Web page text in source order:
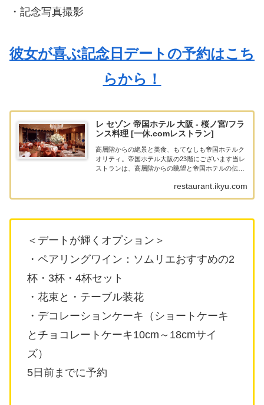
・記念写真撮影
彼女が喜ぶ記念日デートの予約はこち
らから！
レ セゾン 帝国ホテル 大阪 - 桜ノ宮/フラ
ンス料理 [一休.comレストラン]
高層階からの絶景と美食、もてなしも帝国ホテルク
オリティ。帝国ホテル大阪の23階にございます当レ
ストランは、高層階からの眺望と帝国ホテルの伝統
みごとに融合したフレンチをお愉しみいただけま
す。四季折...
restaurant.ikyu.com
＜デートが輝くオプション＞
・ペアリングワイン：ソムリエおすすめの2
杯・3杯・4杯セット
・花束と・テーブル装花
・デコレーションケーキ（ショートケーキ
とチョコレートケーキ10cm～18cmサイ
ズ）
5日前までに予約